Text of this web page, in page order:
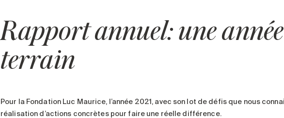
Rapport annuel: une
terrain
Pour la Fondation Luc Maurice, l’année 2021, avec son lot de défis que nous
réalisation d’actions concrètes pour faire une réelle différence.